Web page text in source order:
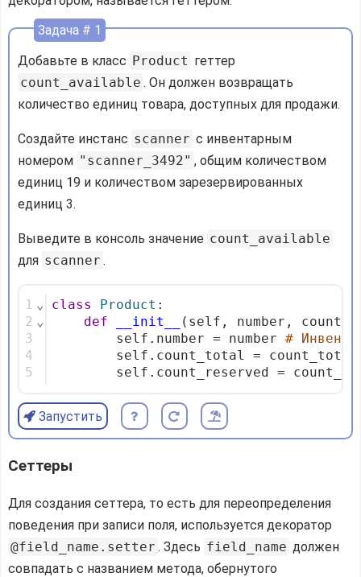
Добавьте в класс Product геттер
count_available . Он должен возвращать
количество единиц товара, доступных для продажи.
Создайте инстанс scanner с инвентарным
номером "scanner_3492" , общим количеством
единиц 19 и количеством зарезервированных
единиц 3.
Выведите в консоль значение count_available
для scanner .
1
2
3
4
5
⌄
⌄
class Product :
def
__init__
(self, number,
        self.number = number
#
self.count_total =
self.count_reserved =
Задача # 1
Запустить
Сеттеры
Для создания сеттера, то есть для переопределения
поведения при записи поля, используется декоратор
@field_name.setter . Здесь field_name должен
совпадать с названием метода, обернутого